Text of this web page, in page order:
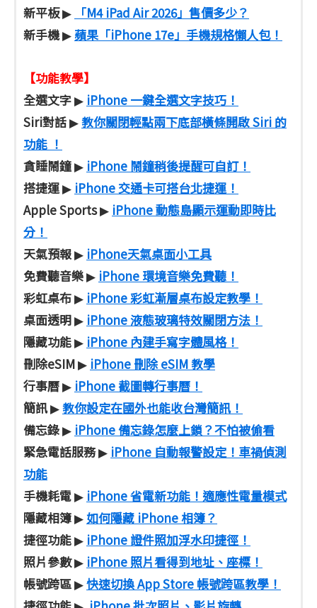
新平板▶
「M4 iPad Air 2026」售價多少？
新手機▶蘋果「iPhone 17e」手機規格懶人包！
【功能教學】
全選文字▶ iPhone 一鍵全選文字技巧！
Siri對話▶教你關閉輕點兩下底部橫條開啟 Siri 的
功能 ！
貪睡鬧鐘▶ iPhone 鬧鐘稍後提醒可自訂！
搭捷運▶ iPhone 交通卡可搭台北捷運！
Apple Sports▶ iPhone 動態島顯示運動即時比
分！
天氣預報▶ iPhone天氣桌面小工具
免費聽音樂▶ iPhone 環境音樂免費聽！
彩虹桌布▶ iPhone 彩虹漸層桌布設定教學！
桌面透明▶ iPhone 液態玻璃特效關閉方法！
隱藏功能▶ iPhone 內建手寫字體風格！
刪除eSIM▶ iPhone 刪除 eSIM 教學
行事曆▶ iPhone 截圖轉行事曆！
簡訊▶教你設定在國外也能收台灣簡訊！
備忘錄▶ iPhone 備忘錄怎麼上鎖？不怕被偷看
緊急電話服務▶ iPhone 自動報警設定！車禍偵測
功能
手機耗電▶ iPhone 省電新功能！適應性電量模式
隱藏相簿▶如何隱藏 iPhone 相簿？
捷徑功能▶ iPhone 證件照加浮水印捷徑！
照片參數▶ iPhone 照片看得到地址、座標！
帳號跨區▶快速切換 App Store 帳號跨區教學！